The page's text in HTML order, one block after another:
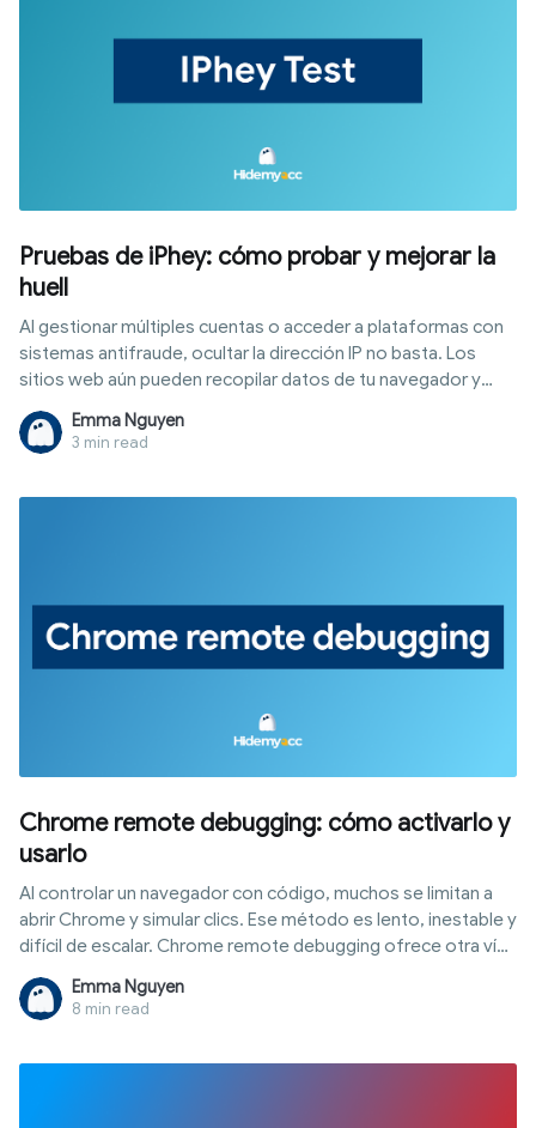
Pruebas de iPhey: cómo probar y mejorar la
huell
Al gestionar múltiples cuentas o acceder a plataformas con
sistemas antifraude, ocultar la dirección IP no basta. Los
sitios web aún pueden recopilar datos de tu navegador y
dispositivo para generar una huella digital. La prueba iPhey es
una herramienta que te permite ver exactamente qué
información estás exponiendo. Este artículo explica qué es la
Emma Nguyen
3 min read
Chrome remote debugging: cómo activarlo y
usarlo
Al controlar un navegador con código, muchos se limitan a
abrir Chrome y simular clics. Ese método es lento, inestable y
difícil de escalar. Chrome remote debugging ofrece otra vía:
comunicarte directo con el núcleo del navegador mediante el
protocolo DevTools para leer DOM, bloquear peticiones,
ejecutar scripts y gestionar múltiples sesiones. Este artículo
Emma Nguyen
8 min read